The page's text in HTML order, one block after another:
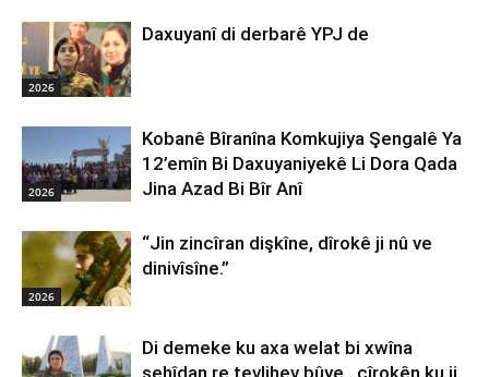
2026
Daxuyanî di derbarê YPJ de
2026
Kobanê Bîranîna Komkujiya Şengalê Ya
12’emîn Bi Daxuyaniyekê Li Dora Qada
Jina Azad Bi Bîr Anî
2026
“Jin zincîran dişkîne, dîrokê ji nû ve
dinivîsîne.”
Di demeke ku axa welat bi xwîna